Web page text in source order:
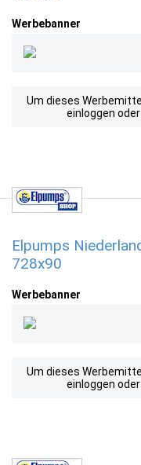
Werbebanner
Um dieses
einloggen
Elpumps
728x90
Werbebanner
Um dieses
einloggen